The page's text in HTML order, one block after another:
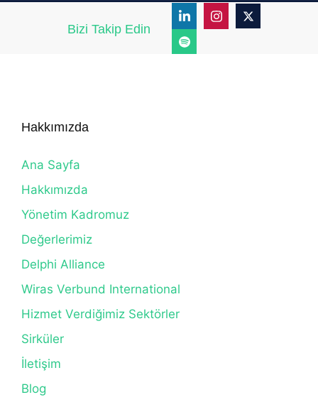
Bizi Takip Edin
Hakkımızda
Ana Sayfa
Hakkımızda
Yönetim Kadromuz
Değerlerimiz
Delphi Alliance
Wiras Verbund International
Hizmet Verdiğimiz Sektörler
Sirküler
İletişim
Blog